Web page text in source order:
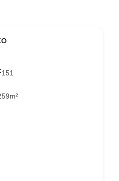
151
m²